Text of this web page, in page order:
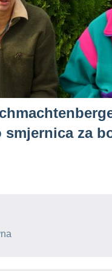
smjernica za